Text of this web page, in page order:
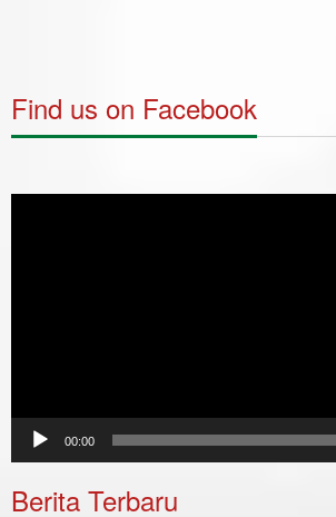
Find us on Facebook
00:00
Berita Terbaru